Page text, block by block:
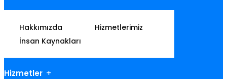
Hakkımızda
Hizmetlerimiz
İnsan Kaynakları
Hizmetler